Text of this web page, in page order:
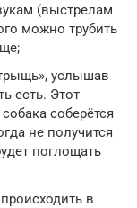
(выстрелам
можно трубить
услышав
есть. Этот
соберётся
не получится
поглощать
в